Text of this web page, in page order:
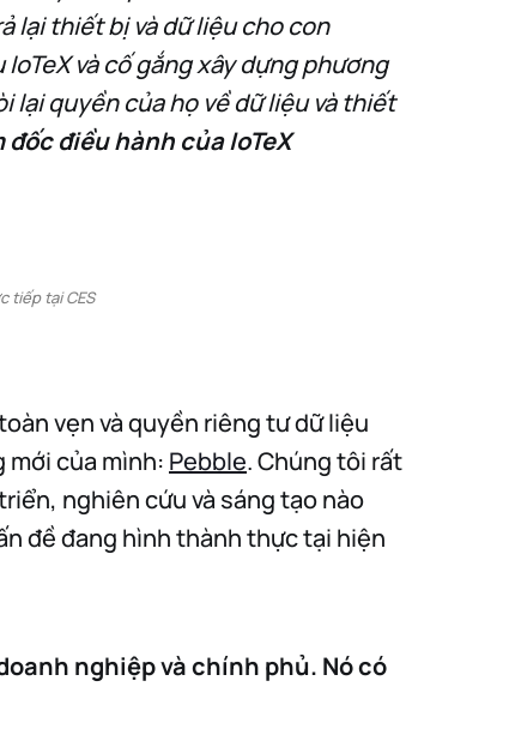
lại thiết bị và dữ liệu cho con
và cố gắng xây dựng phương
lại quyền của họ về dữ liệu và thiết
điều hành của IoTeX
tiếp tại CES
vẹn và quyền riêng tư dữ liệu
mới của mình: Pebble. Chúng tôi rất
nghiên cứu và sáng tạo nào
đề đang hình thành thực tại hiện
nghiệp và chính phủ. Nó có